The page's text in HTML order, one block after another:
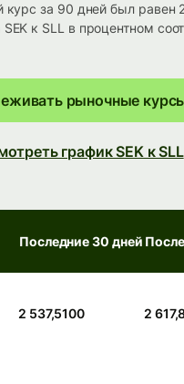
курс за 90 дней был равен
к SLL в процентном
рыночные
график SEK к SLL
Последние 30 дней
2 537,5100 2